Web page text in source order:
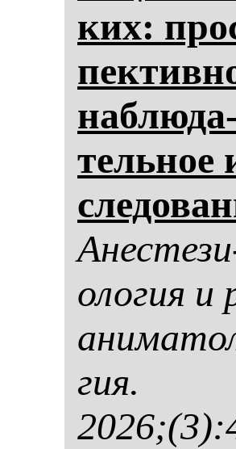
ких:
тель­ное
оло­гия и
гия.